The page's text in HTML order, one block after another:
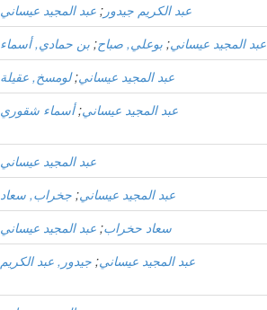
عبد الكريم جيدور ; عبد المجيد عيساني
عبد المجيد عيساني; بوعلي, صباح; بن حمادي, أسماء
عبد المجيد عيساني;لومسخ, عقيلة
عبد المجيد عيساني;أسماء شقوري
عبد المجيد عيساني
عبد المجيد عيساني; جخراب, سعاد
سعاد حخراب; عبد المجيد عيساني
عبد المجيد عيساني; جيدور, عبد الكريم